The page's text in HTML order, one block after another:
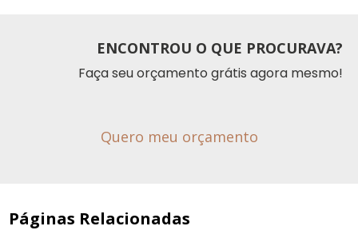
ENCONTROU O QUE PROCURAVA?
Faça seu orçamento grátis agora mesmo!
Quero meu orçamento
Páginas Relacionadas